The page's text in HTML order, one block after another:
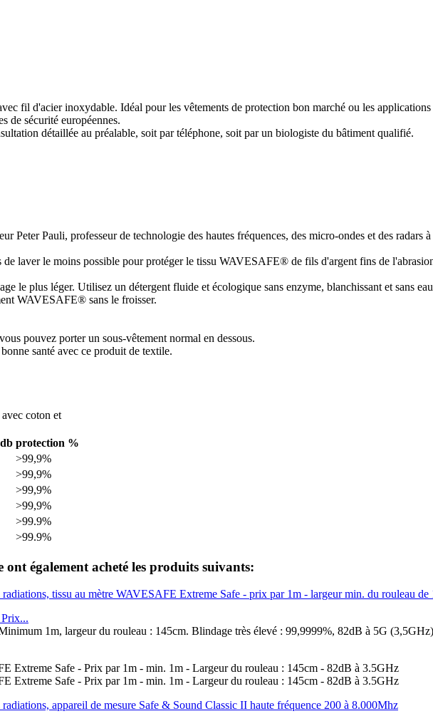
fil d'acier inoxydable. Idéal pour les vêtements de protection bon marché ou les
de sécurité européennes.
détaillée au préalable, soit par téléphone, soit par un biologiste du bâtiment qualifié.
Peter Pauli, professeur de technologie des hautes fréquences, des micro-ondes et des radars
de laver le moins possible pour protéger le tissu WAVESAFE® de fils d'argent fins de
le plus léger. Utilisez un détergent fluide et écologique sans enzyme, blanchissant et sans
WAVESAFE® sans le froisser.
pouvez porter un sous-vêtement normal en dessous.
santé avec ce produit de textile.
coton et
protection %
>99,9%
>99,9%
>99,9%
>99,9%
>99.9%
>99.9%
également acheté les produits suivants:
1m, largeur du rouleau : 145cm. Blindage très élevé : 99,9999%, 82dB à 5G (3,5GHz)